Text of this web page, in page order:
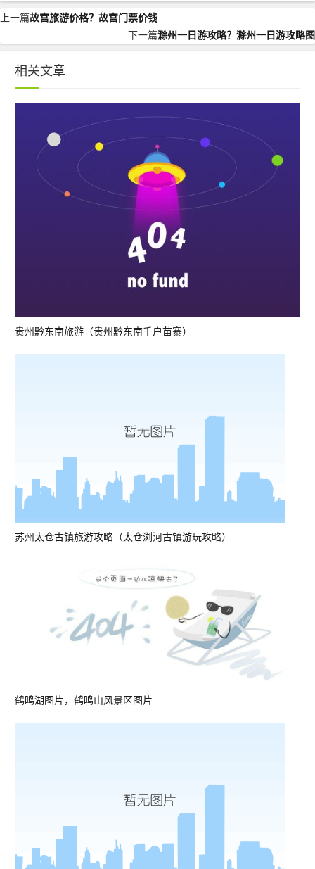
上一篇故宫旅游价格？故宫门票价钱
下一篇滁州一日游攻略？滁州一日游攻略图
相关文章
贵州黔东南旅游（贵州黔东南千户苗寨）
苏州太仓古镇旅游攻略（太仓浏河古镇游玩攻略）
鹤鸣湖图片，鹤鸣山风景区图片